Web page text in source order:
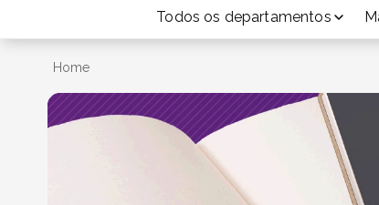
Todos os departamentos
Home
TERMOS MAIS BUSCADOS
caixa
caixa sedex